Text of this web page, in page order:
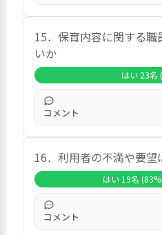
この項目では、「はい
95.7％を占め、「どち
4.3％、「いいえ」が0
当」は0％という結果
寄せられた意見はあり
15．保育内容に関する
いか
はい 23名
コメント
この項目では、「はい
100％を占め、「どち
0％、「いいえ」が0％
は0％という結果でし
られた意見はありませ
16．利用者の不満や要
はい 19名
コメント